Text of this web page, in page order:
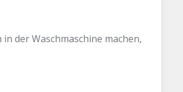
der Waschmaschine machen,